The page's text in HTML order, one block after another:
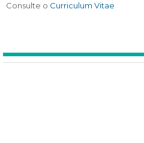
Consulte o Curriculum Vitae